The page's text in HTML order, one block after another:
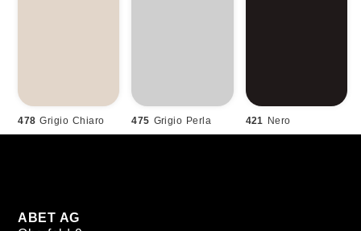
478 Grigio Chiaro 475 Grigio Perla 421 Nero
ABET AG